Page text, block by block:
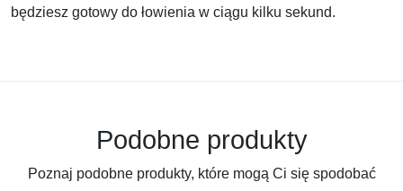
będziesz gotowy do łowienia w ciągu kilku sekund.
Podobne produkty
Poznaj podobne produkty, które mogą Ci się spodobać